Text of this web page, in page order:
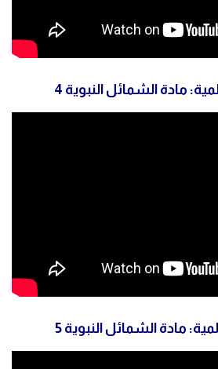
مادة الشمائل النبوية 4
مادة الشمائل النبوية 5